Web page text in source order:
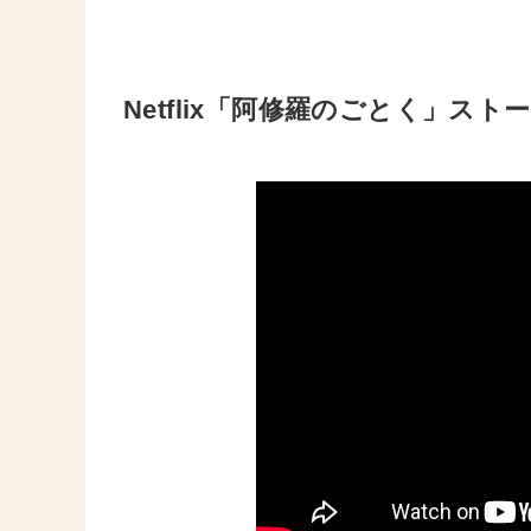
Netflix 「阿修羅のごとく」スト